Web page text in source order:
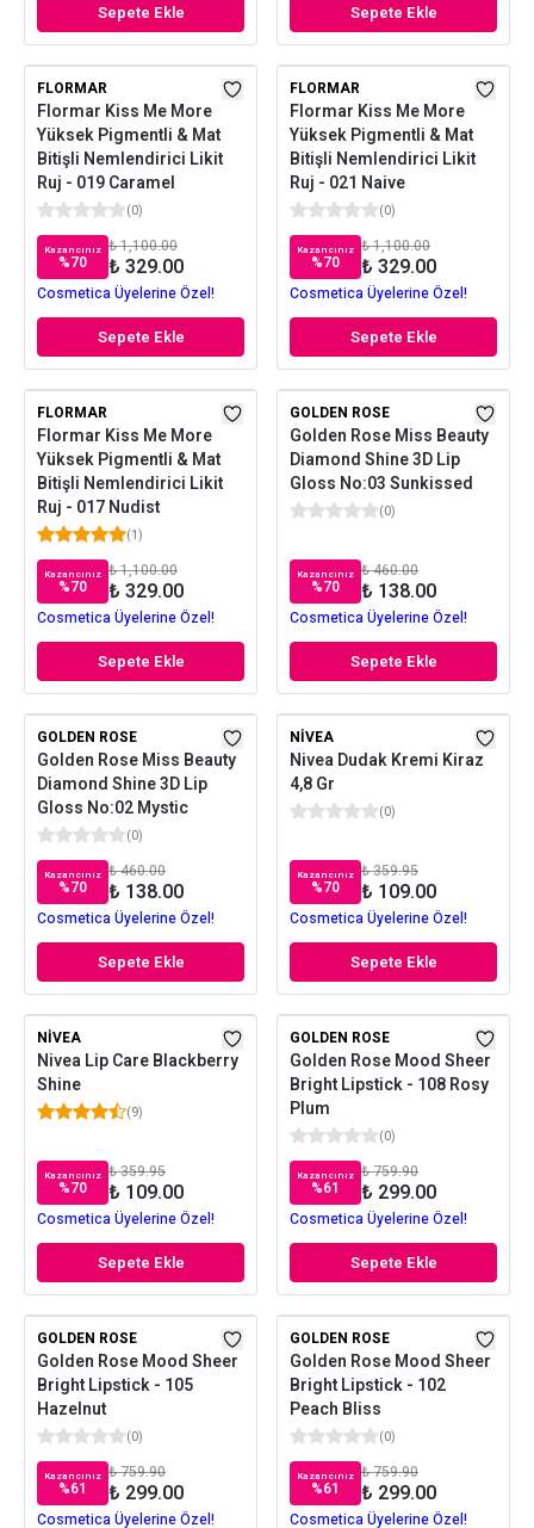
Sepete Ekle Sepete Ekle
FLORMAR
Flormar Kiss Me More
Yüksek Pigmentli & Mat
Bitişli Nemlendirici Likit
Ruj - 019 Caramel
(0)
Kazancınız
%70
₺ 1,100.00
₺ 329.00
Cosmetica Üyelerine Özel!
Sepete Ekle
FLORMAR
Flormar Kiss Me More
Yüksek Pigmentli & Mat
Bitişli Nemlendirici Likit
Ruj - 021 Naive
(0)
Kazancınız
%70
₺ 1,100.00
₺ 329.00
Cosmetica Üyelerine Özel!
Sepete Ekle
FLORMAR
Flormar Kiss Me More
Yüksek Pigmentli & Mat
Bitişli Nemlendirici Likit
Ruj - 017 Nudist
(1)
Kazancınız
%70
₺ 1,100.00
₺ 329.00
Cosmetica Üyelerine Özel!
Sepete Ekle
GOLDEN ROSE
Golden Rose Miss Beauty
Diamond Shine 3D Lip
Gloss No:03 Sunkissed
(0)
Kazancınız
%70
₺ 460.00
₺ 138.00
Cosmetica Üyelerine Özel!
Sepete Ekle
GOLDEN ROSE
Golden Rose Miss Beauty
Diamond Shine 3D Lip
Gloss No:02 Mystic
(0)
Kazancınız
%70
₺ 460.00
₺ 138.00
Cosmetica Üyelerine Özel!
Sepete Ekle
NIVEA
Nivea Dudak Kremi Kiraz
4,8 Gr
(0)
Kazancınız
%70
₺ 359.95
₺ 109.00
Cosmetica Üyelerine Özel!
Sepete Ekle
NIVEA
Nivea Lip Care Blackberry
Shine
(9)
Kazancınız
%70
₺ 359.95
₺ 109.00
Cosmetica Üyelerine Özel!
Sepete Ekle
GOLDEN ROSE
Golden Rose Mood Sheer
Bright Lipstick - 108 Rosy
Plum
(0)
Kazancınız
%61
₺ 759.90
₺ 299.00
Cosmetica Üyelerine Özel!
Sepete Ekle
GOLDEN ROSE
Golden Rose Mood Sheer
Bright Lipstick - 105
Hazelnut
(0)
Kazancınız
%61
₺ 759.90
₺ 299.00
Cosmetica Üyelerine Özel!
GOLDEN ROSE
Golden Rose Mood Sheer
Bright Lipstick - 102
Peach Bliss
(0)
Kazancınız
%61
₺ 759.90
₺ 299.00
Cosmetica Üyelerine Özel!